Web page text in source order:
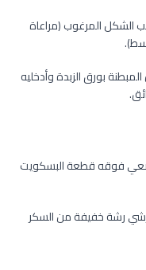
الشكل المرغوب (مراعاة
بورق الزبدة وأدخليه
ضعي فوقه قطعة البسكويت
رشة خفيفة من السكر